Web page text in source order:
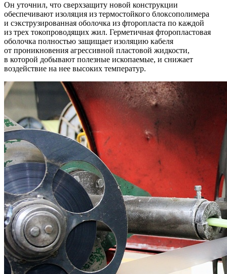
Он уточнил, что сверхзащиту новой конструкции
обеспечивают изоляция из термостойкого блоксополимера
и сэкструзированная оболочка из фторопласта по каждой
из трех токопроводящих жил. Герметичная фторопластовая
оболочка полностью защищает изоляцию кабеля
от проникновения агрессивной пластовой жидкости,
в которой добывают полезные ископаемые, и снижает
воздействие на нее высоких температур.